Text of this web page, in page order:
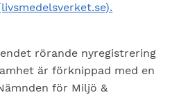
rörande nyregistrering
är förknippad med en
för Miljö &